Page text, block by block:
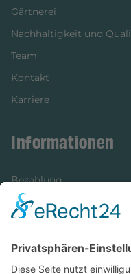
Gärtnerei
Nachhaltigkeit und
Team
Kontakt
Karriere
Informationen
Bezahlung
Newsletter
Versandinformationen
Verfügbarkeit/